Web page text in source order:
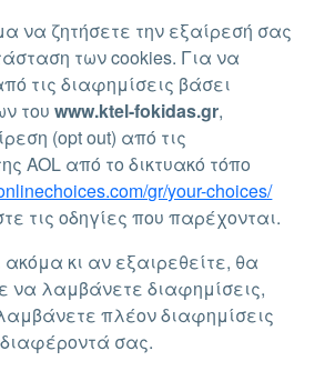
να ζητήσετε την εξαίρεσή σας
των cookies. Για να
τις διαφημίσεις βάσει
τουwww.ktel-fokidas.gr,
(opt out) από τις
AOL από το δικτυακό τόπο
gr/your-choices/
τις οδηγίες που παρέχονται.
ακόμα κι αν εξαιρεθείτε, θα
να λαμβάνετε διαφημίσεις,
πλέον διαφημίσεις
σας.